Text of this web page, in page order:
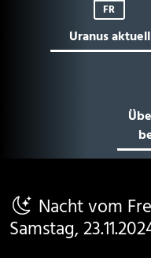
FR
Uranus aktuell
Nacht vom
Samstag,